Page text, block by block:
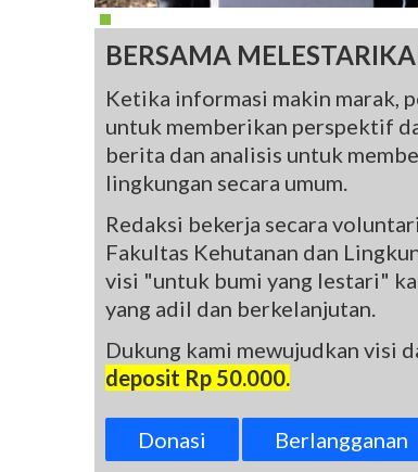
BERSAMA
Ketika informasi makin marak,
untuk memberikan perspektif
berita dan analisis untuk
lingkungan secara umum.
Redaksi bekerja secara
Fakultas Kehutanan dan
visi "untuk bumi yang lestari"
yang adil dan berkelanjutan.
Dukung kami mewujudkan visi
deposit Rp 50.000.
Donasi Berlangganan